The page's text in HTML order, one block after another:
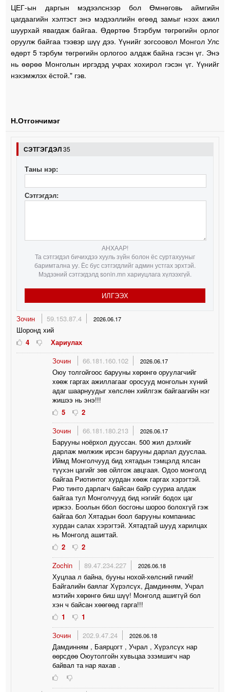
ЦЕГ-ын даргын мэдээлснээр бол Өмнөговь аймгийн
цагдаагийн хэлтэст энэ мэдээллийн өгөөд замыг нээх ажил
шуурхай явагдаж байгаа. Өдөртөө 5тэрбум төгрөгийн орлог
оруулж байгаа тээвэр шүү дээ. Үүнийг зогсоовол Монгол Улс
өдөрт 5 тэрбум төгрөгийн орлогоо алдаж байна гэсэн үг. Энэ
нь өөрөө Монголын иргэдэд учрах хохирол гэсэн үг. Үүнийг
нэхэмжлэх ёстой." гэв.
Н.Отгончимэг
СЭТГЭГДЭЛ35
Таны нэр:
Сэтгэгдэл:
АНХААР!
Та сэтгэгдэл бичихдээ хууль зүйн болон ёс суртахууныг
баримтална уу. Ёс бус сэтгэгдлийг админ устгах эрхтэй.
Мэдээний сэтгэгдэлд sonin.mn хариуцлага хүлээхгүй.
ИЛГЭЭХ
Зочин 59.153.87.4 2026.06.17
Шоронд хий
4
Хариулах
Зочин
66.181.160.102 2026.06.17
Оюу толгойгоос барууны хөрөнгө оруулагчийг
хөөж гаргах ажиллагааг оросууд монголын хүний
адаг шаарнуудыг хөлслөн хийлгэж байгаагийн нэг
жишээ нь энэ!!!
5
2
Зочин
66.181.180.213 2026.06.17
Барууны ноёрхол дууссан. 500 жил дэлхийг
дарлаж мөлжиж ирсэн барууны дарлал дууслаа.
Иймд Монголчууд бид хятадын тэмцэлд ялсан
түүхэн цагийг зөв ойлгож авцгаая. Одоо монголд
байгаа Риотинтог хурдан хөөж гаргах хэрэгтэй.
Рио тинто дарлагч байсан байр сууриа алдаж
байгаа тул Монголчууд бид нэгийг бодох цаг
иржээ. Боолын ббол босгоны шороо болохгүй гэж
байгаа бол Хятадын боол барууны компаниас
хурдан салах хэрэгтэй. Хятадтай шууд харилцах
нь Монголд ашигтай.
2
2
Zochin
89.47.234.227 2026.06.18
Хуцлаа л байна, бууны нохой-хөлсний гичий!
Байгалийн баялаг Хүрэлсүх, Дамдинням, Учрал
мэтийн хөрөнгө биш шүү! Монголд ашиггүй бол
хэн ч байсан хөөгөөд гарга!!!
1
1
Зочин
202.9.47.24 2026.06.18
Дамдинням , Баярцогт , Учрал , Хүрэлсүх нар
өөрсдөө Оюутолгойн хувьцаа эзэмшигч нар
байвал та нар яахав .